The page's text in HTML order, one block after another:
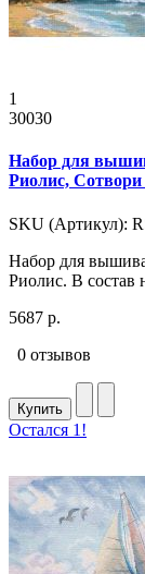
1
30030
Набор для
Риолис, Сотвори
SKU (Артикул):
Набор для
Риолис. В состав
5687 р.
0 отзывов
Купить
Остался 1!